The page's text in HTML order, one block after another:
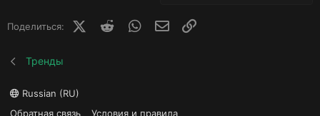
Поделиться: X (Twitter)Reddit WhatsApp
E-mail
Тренды
Russian (RU)
Обратная связь
Условия и правила